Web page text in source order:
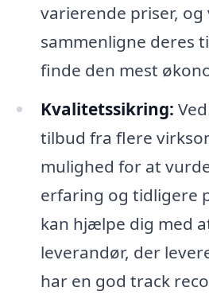
varierende priser, og
sammenligne deres
finde den mest
Kvalitetssikring:
tilbud fra flere
mulighed for at
erfaring og tidligere
kan hjælpe dig med
leverandør, der
har en god track